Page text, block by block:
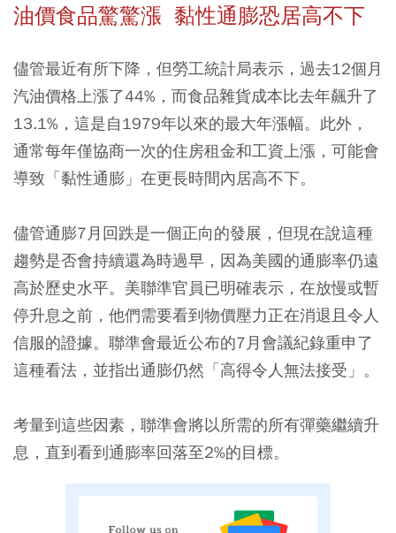
油價食品驚驚漲 黏性通膨恐居高不下
儘管最近有所下降，但勞工統計局表示，過去12個月
汽油價格上漲了44%，而食品雜貨成本比去年飆升了
13.1%，這是自1979年以來的最大年漲幅。此外，
通常每年僅協商一次的住房租金和工資上漲，可能會
導致「黏性通膨」在更長時間內居高不下。
儘管通膨7月回跌是一個正向的發展，但現在說這種
趨勢是否會持續還為時過早，因為美國的通膨率仍遠
高於歷史水平。美聯準官員已明確表示，在放慢或暫
停升息之前，他們需要看到物價壓力正在消退且令人
信服的證據。聯準會最近公布的7月會議紀錄重申了
這種看法，並指出通膨仍然「高得令人無法接受」。
考量到這些因素，聯準會將以所需的所有彈藥繼續升
息，直到看到通膨率回落至2%的目標。